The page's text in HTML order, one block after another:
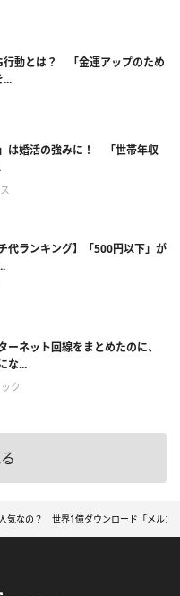
行動とは？ 「金運アップのため
...
は婚活の強みに！ 「世帯年収
代ランキング】「500円以下」が
ーネット回線をまとめたのに、
な...
ク
気なの？ 世界1億ダウンロード「メルカ